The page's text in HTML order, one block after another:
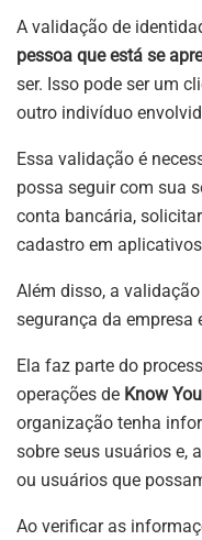
A validação de
pessoa que está se
ser. Isso pode ser um
outro indivíduo
Essa validação é
possa seguir com sua
conta bancária,
cadastro em
Além disso, a
segurança da empresa
Ela faz parte do
operações de Know
organização tenha
sobre seus usuários e,
ou usuários que
Ao verificar as